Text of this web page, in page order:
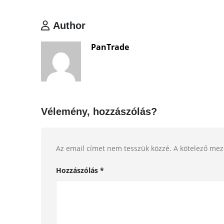
Author
PanTrade
Vélemény, hozzászólás?
Az email címet nem tesszük közzé. A kötelező
Hozzászólás *